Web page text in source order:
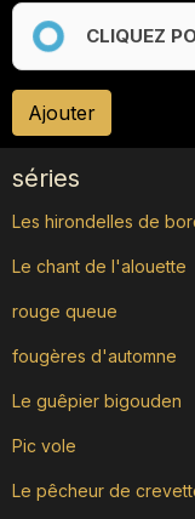
CLIQUEZ
Ajouter
séries
Les hirondelles de
Le chant de l'alouette
rouge queue
fougères d'automne
Le guêpier bigouden
Pic vole
Le pêcheur de